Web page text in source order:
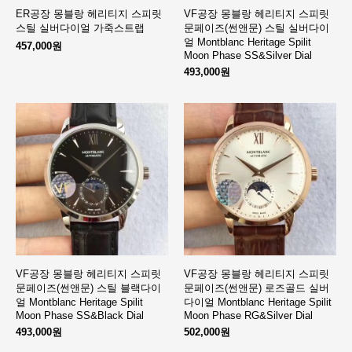
ER공장 몽블랑 헤리티지 스피릿
스틸 실버다이얼 가죽스트랩
457,000원
VF공장 몽블랑 헤리티지 스피릿
문페이즈(썬앤문) 스틸 실버다이
얼 Montblanc Heritage Spilit
Moon Phase SS&Silver Dial
493,000원
VF공장 몽블랑 헤리티지 스피릿
문페이즈(썬앤문) 스틸 블랙다이
얼 Montblanc Heritage Spilit
Moon Phase SS&Black Dial
493,000원
VF공장 몽블랑 헤리티지 스피릿
문페이즈(썬앤문) 로즈골드 실버
다이얼 Montblanc Heritage Spilit
Moon Phase RG&Silver Dial
502,000원